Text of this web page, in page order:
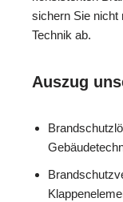
sichern Sie nicht
Technik ab.
Auszug